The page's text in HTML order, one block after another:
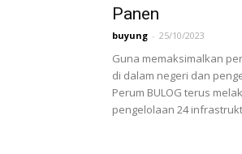
Panen
buyung - 25/10/2023
Guna memaksimalkan
di dalam negeri dan
Perum BULOG terus
pengelolaan 24